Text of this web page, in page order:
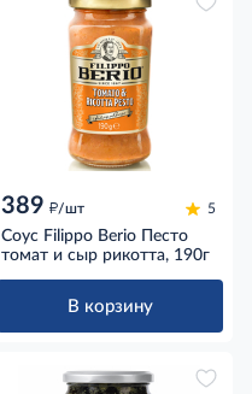
389 д/шт 5
Соус Filippo Berio Песто
томат и сыр рикотта, 190г
В корзину